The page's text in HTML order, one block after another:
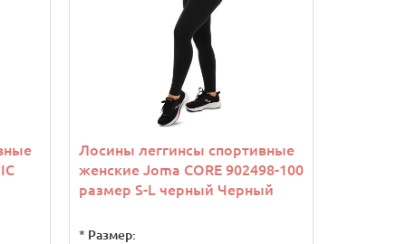
Лосины леггинсы спортивные
женские Joma CORE 902498-100
размер S-L черный Черный
* Размер: